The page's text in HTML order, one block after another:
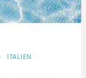
ITALIEN